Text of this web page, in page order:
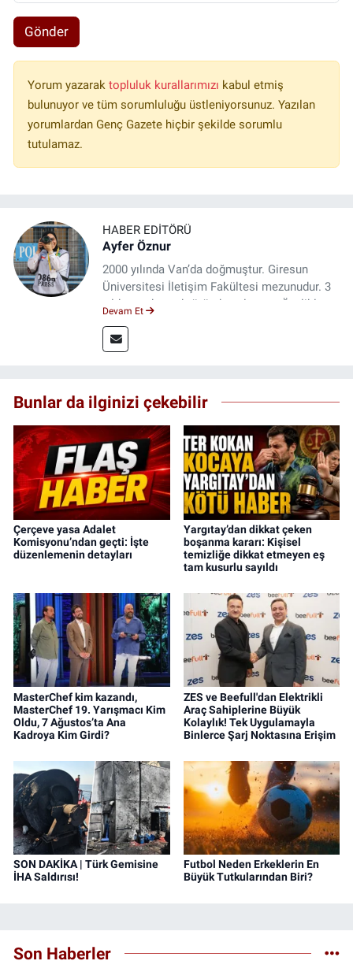
Gönder
Yorum yazarak topluluk kurallarımızı kabul etmiş
bulunuyor ve tüm sorumluluğu üstleniyorsunuz. Yazılan
yorumlardan Genç Gazete hiçbir şekilde sorumlu
tutulamaz.
HABER EDITÖRÜ
Ayfer Öznur
2000 yılında Van’da doğmuştur. Giresun
Üniversitesi İletişim Fakültesi mezunudur. 3
yıldır medya sektöründe çalışıyor. Özelikle
Devam Et
Bunlar da ilginizi çekebilir
Çerçeve yasa Adalet
Komisyonu’ndan geçti: İşte
düzenlemenin detayları
Yargıtay’dan dikkat çeken
boşanma kararı: Kişisel
temizliğe dikkat etmeyen eş
tam kusurlu sayıldı
MasterChef kim kazandı,
MasterChef 19. Yarışmacı Kim
Oldu, 7 Ağustos’ta Ana
Kadroya Kim Girdi?
ZES ve Beefull'dan Elektrikli
Araç Sahiplerine Büyük
Kolaylık! Tek Uygulamayla
Binlerce Şarj Noktasına Erişim
SON DAKİKA | Türk Gemisine
İHA Saldırısı!
Futbol Neden Erkeklerin En
Büyük Tutkularından Biri?
Son Haberler